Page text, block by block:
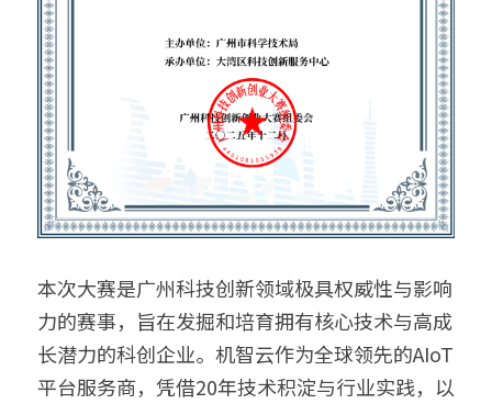
本次大赛是广州科技创新领域极具权威性与影响
力的赛事，旨在发掘和培育拥有核心技术与高成
长潜力的科创企业。机智云作为全球领先的AIoT
平台服务商，凭借20年技术积淀与行业实践，以